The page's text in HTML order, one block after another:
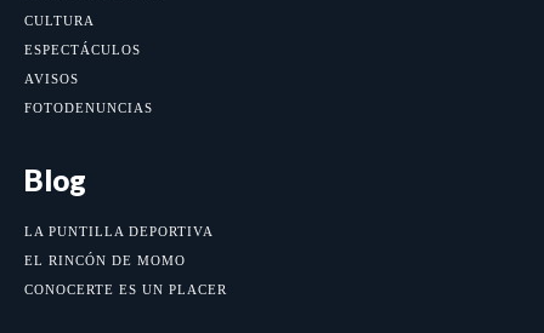
CULTURA
ESPECTÁCULOS
AVISOS
FOTODENUNCIAS
Blog
LA PUNTILLA DEPORTIVA
EL RINCÓN DE MOMO
CONOCERTE ES UN PLACER